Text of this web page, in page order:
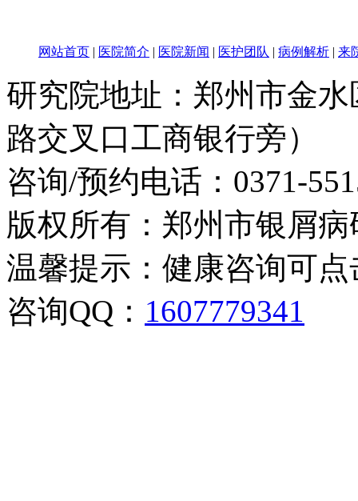
网站首页 | 医院简介 | 医院新闻 | 医护团队 | 病例解析 | 来
研究院地址：郑州市金
路交叉口工商银行旁）
咨询/预约电话： 0371-
版权所有：郑州市银屑
温馨提示：健康咨询可
咨询QQ： 1607779341